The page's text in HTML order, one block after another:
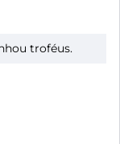
troféus.